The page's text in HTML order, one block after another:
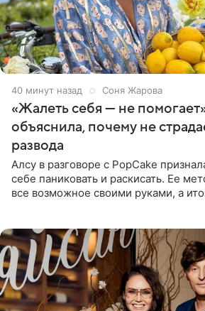
40 минут назад Соня Жарова
«Жалеть себя — не
объяснила, почему не
развода
Алсу в разговоре с PopCake
себе паниковать и раскисать. Ее
все возможное своими руками, а